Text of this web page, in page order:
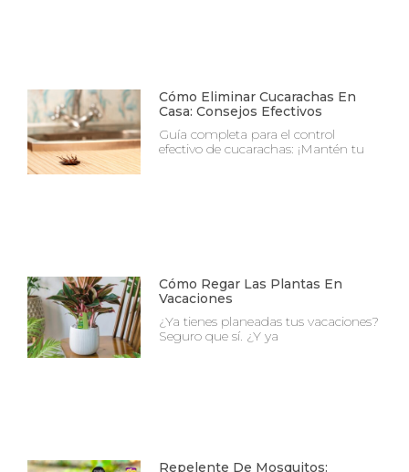
Cómo Eliminar Cucarachas En
Casa: Consejos Efectivos
Guía completa para el control
efectivo de cucarachas: ¡Mantén tu
Cómo Regar Las Plantas En
Vacaciones
¿Ya tienes planeadas tus vacaciones?
Seguro que sí. ¿Y ya
Repelente De Mosquitos: